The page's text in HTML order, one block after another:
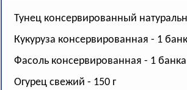
Тунец консервированный
Кукуруза консервированная - 1
Фасоль консервированная - 1 банка
Огурец свежий - 150 г